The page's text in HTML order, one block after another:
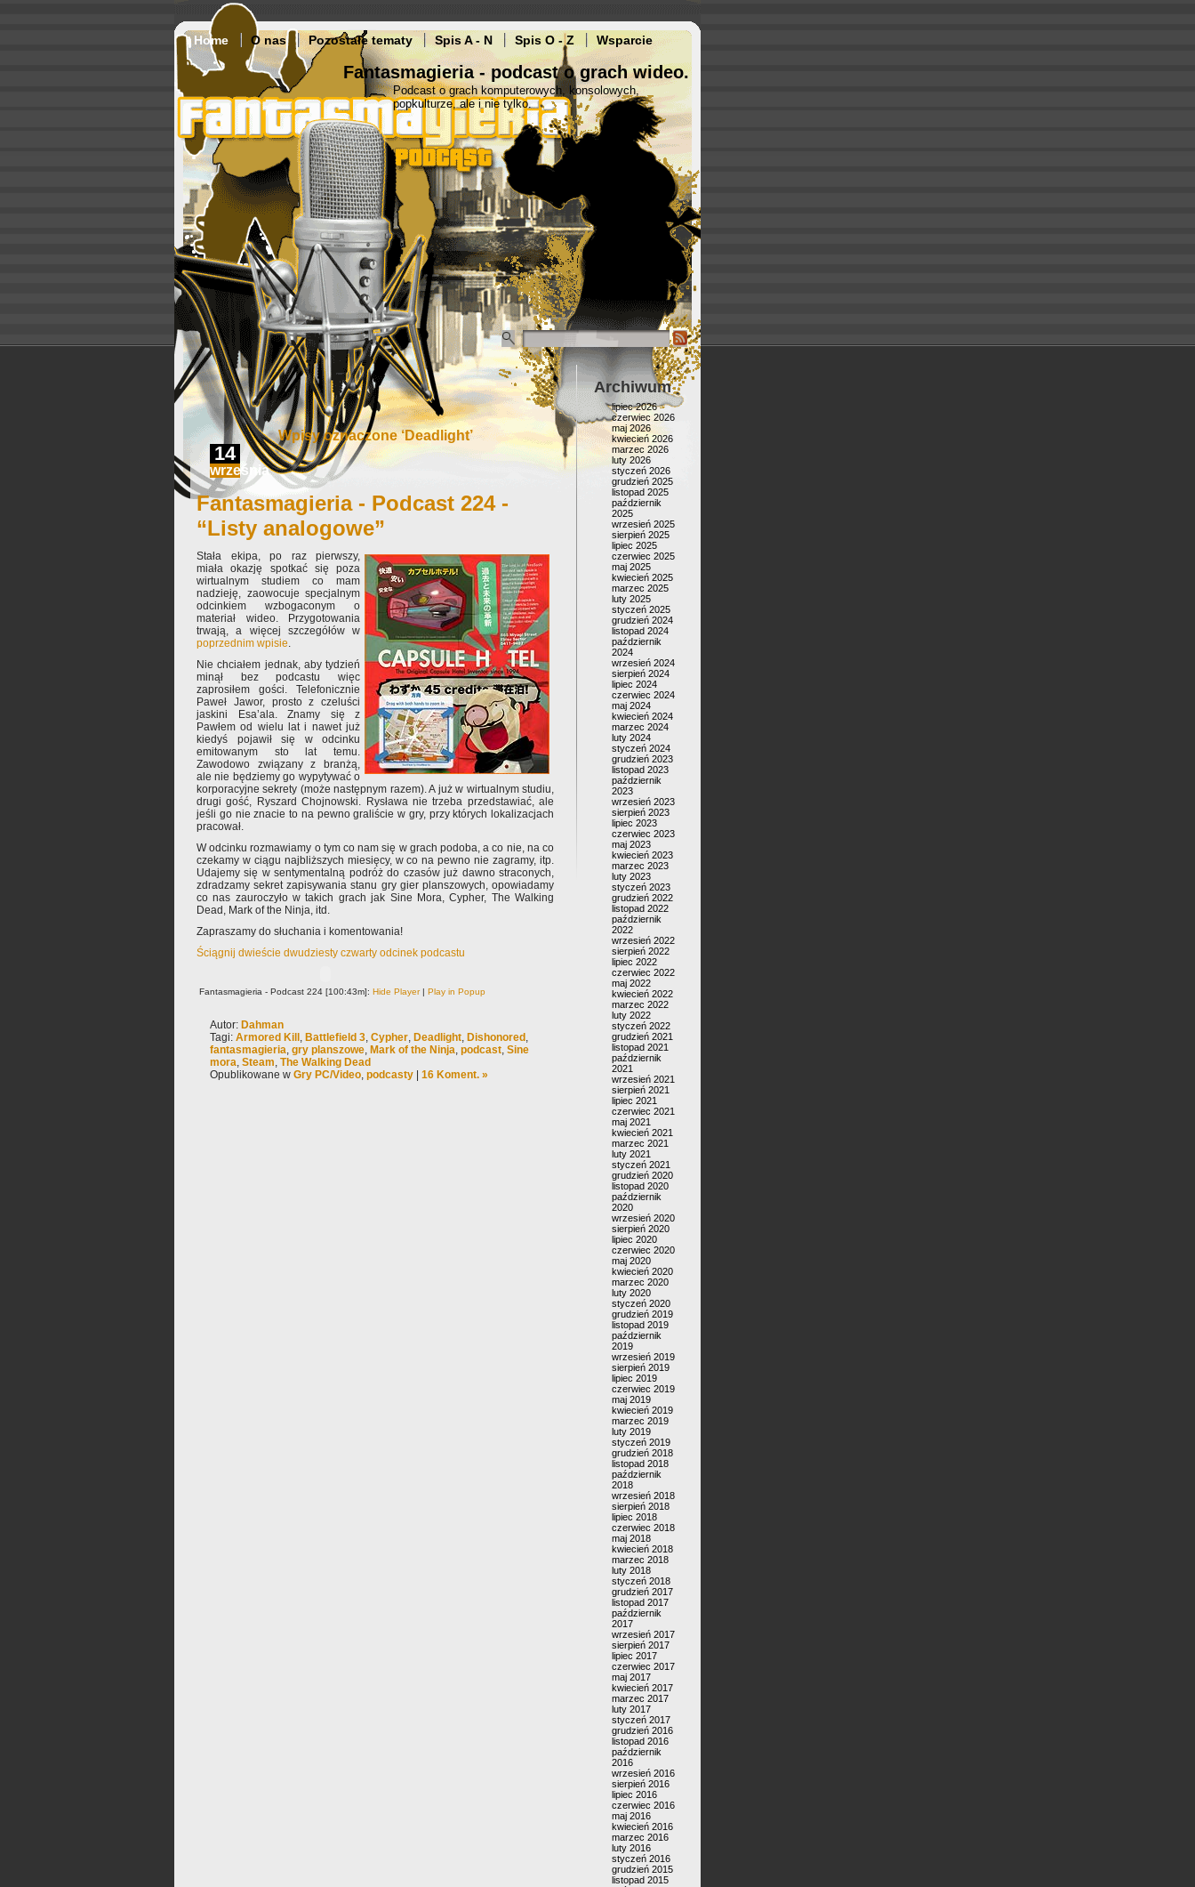
Home O nas Pozostałe tematy Spis A - N Spis O - Z Wsparcie
Fantasmagieria - podcast o grach wideo.
Podcast o grach komputerowych, konsolowych,
popkulturze, ale i nie tylko.
Wpisy oznaczone ‘Deadlight’
14
września
Fantasmagieria - Podcast 224 -
“Listy analogowe”
Stała ekipa, po raz pierwszy,
miała okazję spotkać się poza
wirtualnym studiem co mam
nadzieję, zaowocuje specjalnym
odcinkiem wzbogaconym o
materiał wideo. Przygotowania
trwają, a więcej szczegółów w
poprzednim wpisie.
Nie chciałem jednak, aby tydzień
minął bez podcastu więc
zaprosiłem gości. Telefonicznie
Paweł Jawor, prosto z czeluści
jaskini Esa’ala. Znamy się z
Pawłem od wielu lat i nawet już
kiedyś pojawił się w odcinku
emitowanym sto lat temu.
Zawodowo związany z branżą,
ale nie będziemy go wypytywać o
korporacyjne sekrety (może następnym razem). A już w wirtualnym studiu,
drugi gość, Ryszard Chojnowski. Rysława nie trzeba przedstawiać, ale
jeśli go nie znacie to na pewno graliście w gry, przy których lokalizacjach
pracował.
W odcinku rozmawiamy o tym co nam się w grach podoba, a co nie, na co
czekamy w ciągu najbliższych miesięcy, w co na pewno nie zagramy, itp.
Udajemy się w sentymentalną podróż do czasów już dawno straconych,
zdradzamy sekret zapisywania stanu gry gier planszowych, opowiadamy
co nas zauroczyło w takich grach jak Sine Mora, Cypher, The Walking
Dead, Mark of the Ninja, itd.
Zapraszamy do słuchania i komentowania!
Ściągnij dwieście dwudziesty czwarty odcinek podcastu
Fantasmagieria - Podcast 224 [100:43m]: Hide Player| Play in Popup
Autor: Dahman
Tagi: Armored Kill , Battlefield 3, Cypher, Deadlight, Dishonored ,
fantasmagieria, gry planszowe, Mark of the Ninja, podcast, Sine
mora, Steam, The Walking Dead
Opublikowane w Gry PC/Video, podcasty 16 Koment. »
Archiwum
lipiec 2026
czerwiec 2026
maj 2026
kwiecień 2026
marzec 2026
luty 2026
styczeń 2026
grudzień 2025
listopad 2025
październik
2025
wrzesień 2025
sierpień 2025
lipiec 2025
czerwiec 2025
maj 2025
kwiecień 2025
marzec 2025
luty 2025
styczeń 2025
grudzień 2024
listopad 2024
październik
2024
wrzesień 2024
sierpień 2024
lipiec 2024
czerwiec 2024
maj 2024
kwiecień 2024
marzec 2024
luty 2024
styczeń 2024
grudzień 2023
listopad 2023
październik
2023
wrzesień 2023
sierpień 2023
lipiec 2023
czerwiec 2023
maj 2023
kwiecień 2023
marzec 2023
luty 2023
styczeń 2023
grudzień 2022
listopad 2022
październik
2022
wrzesień 2022
sierpień 2022
lipiec 2022
czerwiec 2022
maj 2022
kwiecień 2022
marzec 2022
luty 2022
styczeń 2022
grudzień 2021
listopad 2021
październik
2021
wrzesień 2021
sierpień 2021
lipiec 2021
czerwiec 2021
maj 2021
kwiecień 2021
marzec 2021
luty 2021
styczeń 2021
grudzień 2020
listopad 2020
październik
2020
wrzesień 2020
sierpień 2020
lipiec 2020
czerwiec 2020
maj 2020
kwiecień 2020
marzec 2020
luty 2020
styczeń 2020
grudzień 2019
listopad 2019
październik
2019
wrzesień 2019
sierpień 2019
lipiec 2019
czerwiec 2019
maj 2019
kwiecień 2019
marzec 2019
luty 2019
styczeń 2019
grudzień 2018
listopad 2018
październik
2018
wrzesień 2018
sierpień 2018
lipiec 2018
czerwiec 2018
maj 2018
kwiecień 2018
marzec 2018
luty 2018
styczeń 2018
grudzień 2017
listopad 2017
październik
2017
wrzesień 2017
sierpień 2017
lipiec 2017
czerwiec 2017
maj 2017
kwiecień 2017
marzec 2017
luty 2017
styczeń 2017
grudzień 2016
listopad 2016
październik
2016
wrzesień 2016
sierpień 2016
lipiec 2016
czerwiec 2016
maj 2016
kwiecień 2016
marzec 2016
luty 2016
styczeń 2016
grudzień 2015
listopad 2015